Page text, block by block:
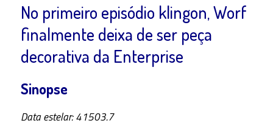
No primeiro episódio klingon, Worf
finalmente deixa de ser peça
decorativa da Enterprise
Sinopse
Data estelar: 41503.7